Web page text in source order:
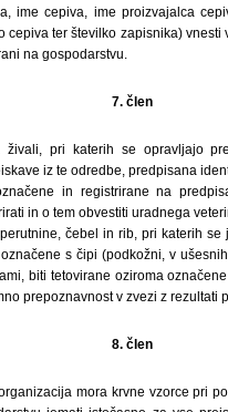
ime cepiva, ime proizvajalca
cepiva ter številko zapisnika) vnesti
na gospodarstvu.
7. člen
pri katerih se opravljajo
iz te odredbe, predpisana
in registrirane na
in o tem obvestiti uradnega
čebel in rib, pri katerih se
s čipi (podkožni, v
biti tetovirane oziroma
prepoznavnost v zvezi z rezultati
8. člen
mora krvne vzorce pri